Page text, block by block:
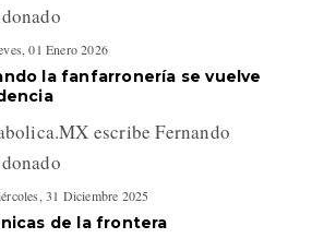
01 Enero 2026
la fanfarronería se vuelve
escribe Fernando
31 Diciembre 2025
de la frontera